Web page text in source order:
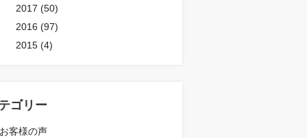
2017 (50)
2016 (97)
2015 (4)
ゴリー
お客様の声